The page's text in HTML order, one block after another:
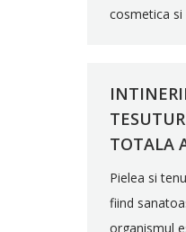
cosmetica
TOTALA
Pielea si
fiind
organismul